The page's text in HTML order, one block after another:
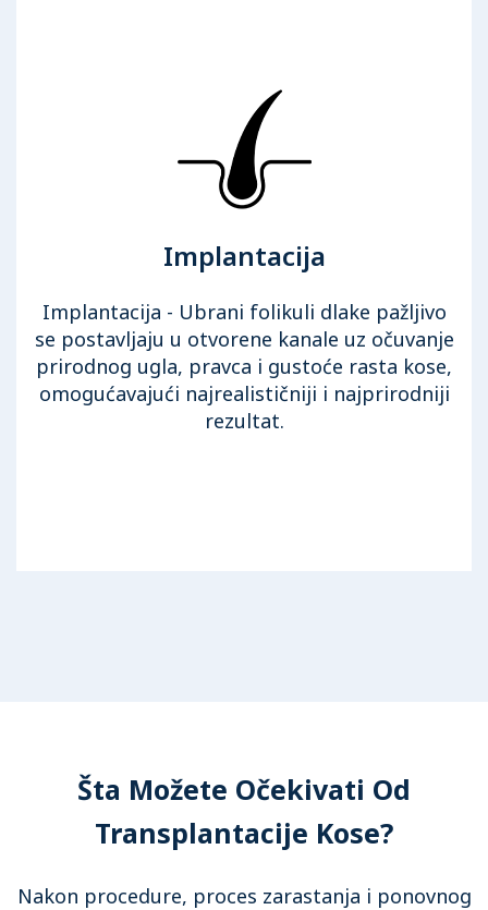
Implantacija
Implantacija - Ubrani folikuli dlake pažljivo
se postavljaju u otvorene kanale uz očuvanje
prirodnog ugla, pravca i gustoće rasta kose,
omogućavajući najrealističniji i najprirodniji
rezultat.
Šta Možete Očekivati Od
Transplantacije Kose?
Nakon procedure, proces zarastanja i ponovnog